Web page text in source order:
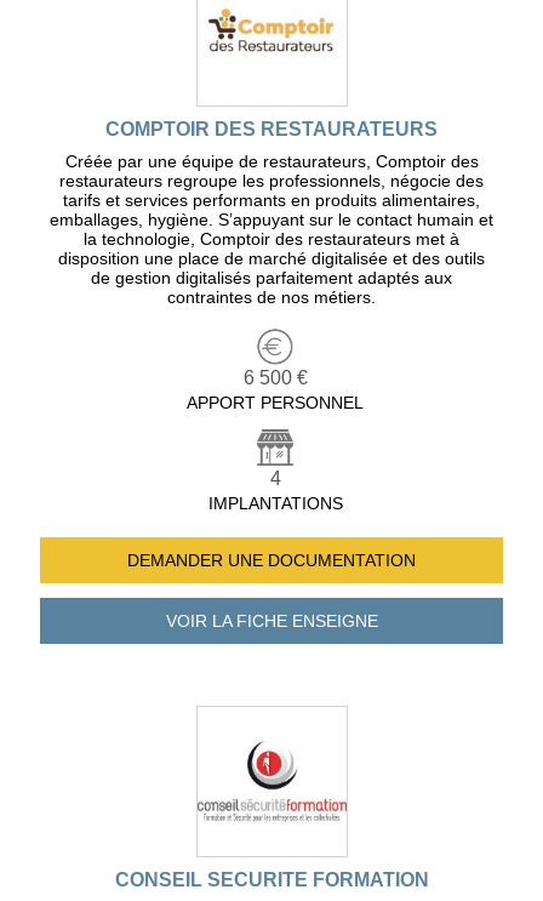
COMPTOIR DES RESTAURATEURS
Créée par une équipe de restaurateurs, Comptoir des
restaurateurs regroupe les professionnels, négocie des
tarifs et services performants en produits alimentaires,
emballages, hygiène. S’appuyant sur le contact humain et
la technologie, Comptoir des restaurateurs met à
disposition une place de marché digitalisée et des outils
de gestion digitalisés parfaitement adaptés aux
contraintes de nos métiers.
6 500 €
APPORT PERSONNEL
4
IMPLANTATIONS
DEMANDER UNE DOCUMENTATION
VOIR LA FICHEENSEIGNE
CONSEIL SECURITE FORMATION